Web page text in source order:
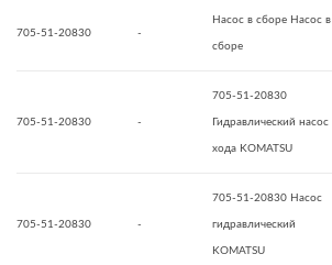
705-51-20830 -
Насос в сборе Насос в
сборе
705-51-20830 -
705-51-20830
Гидравлический насос
хода KOMATSU
705-51-20830 -
705-51-20830 Насос
гидравлический
KOMATSU